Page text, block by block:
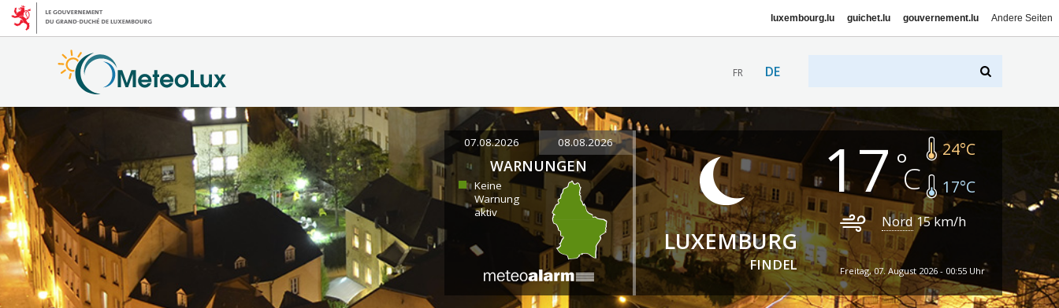
luxembourg.lu guichet.lu gouvernement.lu Andere Seiten
FR DE
07.08.2026 08.08.2026
WARNUNGEN
Keine
Warnung
aktiv
LUXEMBURG
FINDEL
17 24°C
17°C
Nord 15km/h
Freitag, 07. August 2026 - 00:55 Uhr